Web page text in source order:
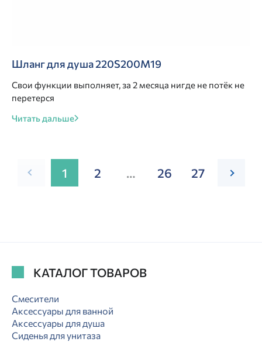
Шланг для душа 220S200M19
Свои функции выполняет, за 2 месяца нигде не потёк не
перетерся
Читать дальше
1 2 … 26 27
КАТАЛОГ ТОВАРОВ
Смесители
Аксессуары для ванной
Аксессуары для душа
Сиденья для унитаза